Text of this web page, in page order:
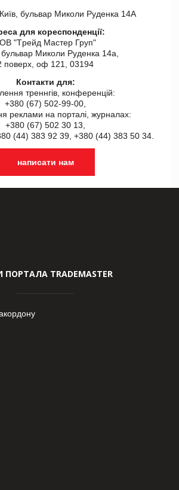
бульвар Миколи Руденка 14А
для кореспонденції:
"Tрейд Мастер Груп"
бульвар Миколи Руденка 14а,
поверх, оф 121, 03194
Контакти для:
треннгів, конференцій:
+380 (67) 502-99-00,
реклами на порталі, журналах:
+380 (67) 502 30 13,
(44) 383 92 39, +380 (44) 383 50 34.
написати нам
TRADEMASTER